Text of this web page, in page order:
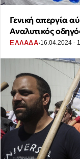
Γενική απεργία
Αναλυτικός
ΕΛΛΑΔΑ·16.04.2024 -